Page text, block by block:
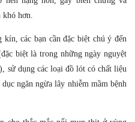
khó hơn.
các bạn cần đặc biệt chú ý đến
biệt là trong những ngày nguyệt
sử dụng các loại đồ lót có chất liệu
ngăn ngừa lây nhiễm mầm bệnh